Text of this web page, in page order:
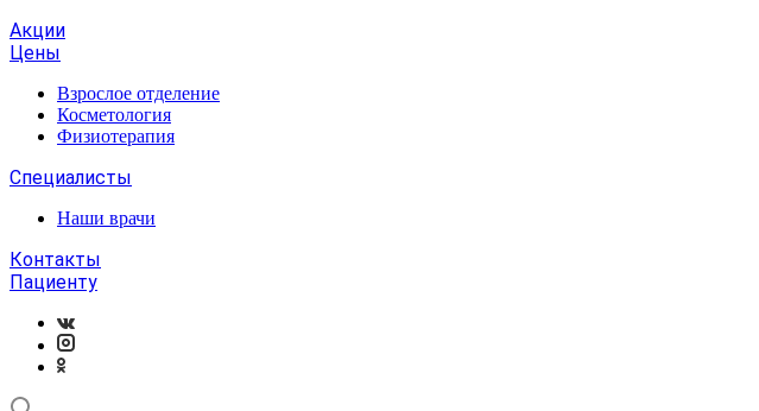
Акции
Цены
Взрослое отделение
Косметология
Физиотерапия
Специалисты
Наши врачи
Контакты
Пациенту